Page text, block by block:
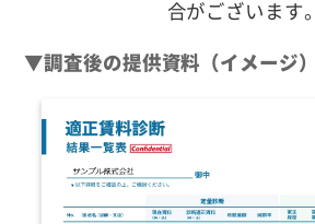
合がございます。
▼調査後の提供資料（イメージ）